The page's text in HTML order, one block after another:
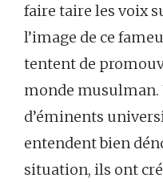
faire taire les voix
l’image de ce
tentent de
monde musulman.
d’éminents
entendent bien
situation, ils ont